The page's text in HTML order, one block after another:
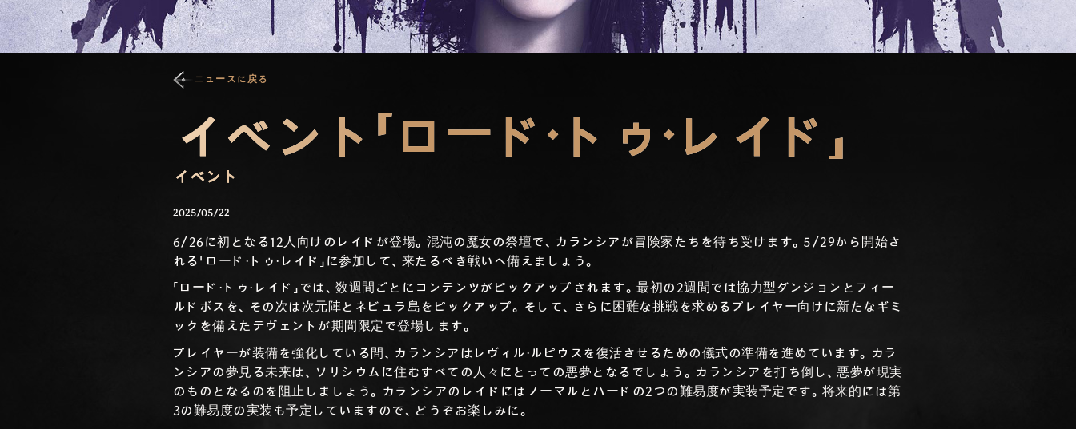
ニュースに戻る
イベント「ロード・トゥ・レイド」
イベント
2025/05/22
6/26に初となる12人向けのレイドが登場。混沌の魔女の祭壇で、カランシアが冒険家たちを待ち受けます。5/29から開始さ
れる「ロード・トゥ・レイド」に参加して、来たるべき戦いへ備えましょう。
「ロード・トゥ・レイド」では、数週間ごとにコンテンツがピックアップされます。最初の2週間では協力型ダンジョンとフィー
ルドボスを、その次は次元陣とネビュラ島をピックアップ。そして、さらに困難な挑戦を求めるプレイヤー向けに新たなギミ
ックを備えたテヴェントが期間限定で登場します。
プレイヤーが装備を強化している間、カランシアはレヴィル・ルピウスを復活させるための儀式の準備を進めています。カラ
ンシアの夢見る未来は、ソリシウムに住むすべての人々にとっての悪夢となるでしょう。カランシアを打ち倒し、悪夢が現実
のものとなるのを阻止しましょう。カランシアのレイドにはノーマルとハードの2つの難易度が実装予定です。将来的には第
3の難易度の実装も予定していますので、どうぞお楽しみに。